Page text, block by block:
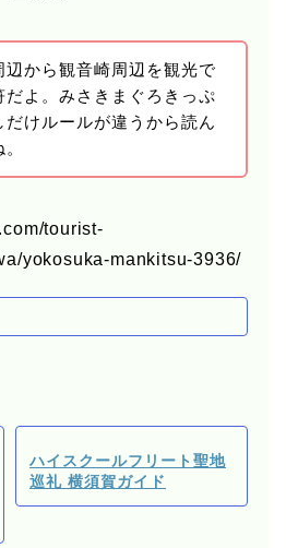
辺から観音崎周辺を観光で
だよ。みさきまぐろきっぷ
だけルールが違うから読ん
tourist-
yokosuka-mankitsu-3936/
ハイスクールフリート聖地
巡礼 横須賀ガイド